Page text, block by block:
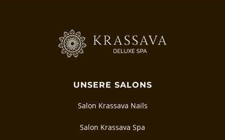
UNSERE SALONS
Salon Krassava Nails
Salon Krassava Spa